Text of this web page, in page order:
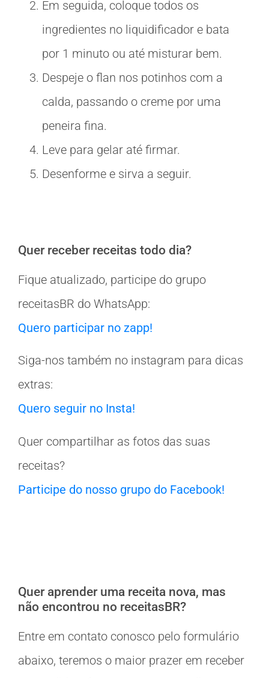
Em seguida, coloque todos os
ingredientes no liquidificador e bata
por 1 minuto ou até misturar bem.
Despeje o flan nos potinhos com a
calda, passando o creme por uma
peneira fina.
Leve para gelar até firmar.
Desenforme e sirva a seguir.
Quer receber receitas todo dia?
Fique atualizado, participe do grupo
receitasBR do WhatsApp:
Quero participar no zapp!
Siga-nos também no instagram para dicas
extras:
Quero seguir no Insta!
Quer compartilhar as fotos das suas
receitas?
Participe do nosso grupo do Facebook!
Quer aprender uma receita nova, mas
não encontrou no receitasBR?
Entre em contato conosco pelo formulário
abaixo, teremos o maior prazer em receber